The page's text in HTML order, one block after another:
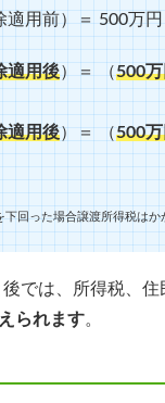
適用前）＝ 500万
適用後）＝ （500
適用後）＝ （500
回った場合譲渡所得税はか
では、所得税、住
られます。